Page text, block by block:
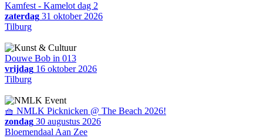
Kamfest - Kamelot dag 2
zaterdag 31 oktober 2026
Tilburg
Douwe Bob in 013
vrijdag 16 oktober 2026
Tilburg
🧺 NMLK Picknicken @ The Beach 2026!
zondag 30 augustus 2026
Bloemendaal Aan Zee